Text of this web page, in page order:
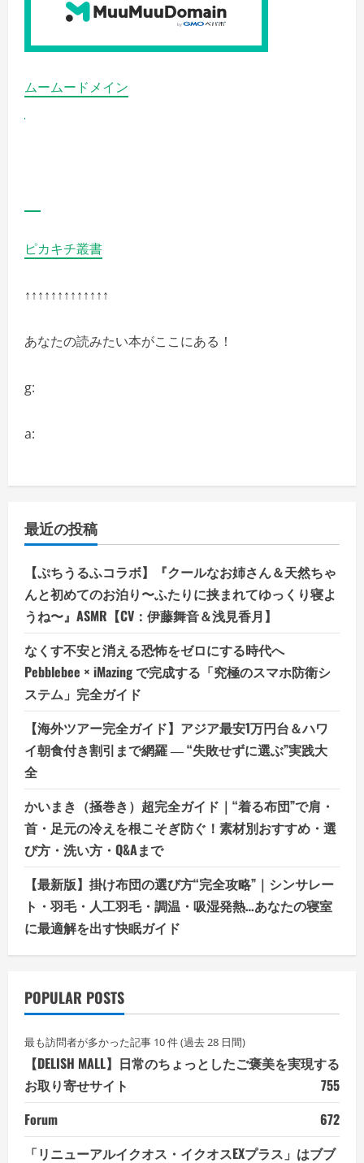
ムームードメイン
ピカキチ叢書
↑↑↑↑↑↑↑↑↑↑↑↑↑
あなたの読みたい本がここにある！
g:
a:
最近の投稿
【ぷちうるふコラボ】『クールなお姉さん＆天然ちゃ
んと初めてのお泊り〜ふたりに挟まれてゆっくり寝よ
うね〜』ASMR【CV：伊藤舞音＆浅見香月】
なくす不安と消える恐怖をゼロにする時代へ
Pebblebee × iMazing で完成する「究極のスマホ防衛シ
ステム」完全ガイド
【海外ツアー完全ガイド】アジア最安1万円台＆ハワ
イ朝食付き割引まで網羅 ― “失敗せずに選ぶ”実践大
全
かいまき（掻巻き）超完全ガイド｜“着る布団”で肩・
首・足元の冷えを根こそぎ防ぐ！素材別おすすめ・選
び方・洗い方・Q&Aまで
【最新版】掛け布団の選び方“完全攻略”｜シンサレー
ト・羽毛・人工羽毛・調温・吸湿発熱…あなたの寝室
に最適解を出す快眠ガイド
POPULAR POSTS
最も訪問者が多かった記事 10 件 (過去 28 日間)
【DELISH MALL】日常のちょっとしたご褒美を実現する
お取り寄せサイト
755
Forum
672
「リニューアルイクオス・イクオスEXプラス」はブブ